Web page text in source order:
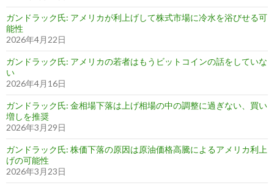
ガンドラック氏: アメリカが利上げして株式市場に冷水を浴びせる可
能性
2026年4月22日
ガンドラック氏: アメリカの若者はもうビットコインの話をしていな
い
2026年4月16日
ガンドラック氏: 金相場下落は上げ相場の中の調整に過ぎない、買い
増しを推奨
2026年3月29日
ガンドラック氏: 株価下落の原因は原油価格高騰によるアメリカ利上
げの可能性
2026年3月23日